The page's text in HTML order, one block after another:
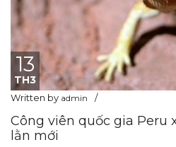
13
TH3
Written by admin
Công viên quốc gia Peru
lằn mới